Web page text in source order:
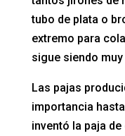
tubo de plata o
extremo para
sigue siendo
Las pajas
importancia
inventó la paja